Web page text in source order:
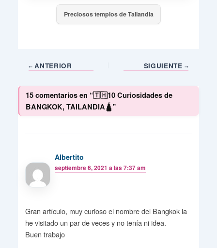
Preciosos templos de Tailandia
ANTERIOR SIGUIENTE
15 comentarios en “🇹🇭10 Curiosidades de
BANGKOK, TAILANDIA🛕”
Albertito
septiembre 6, 2021 a las 7:37 am
Gran artículo, muy curioso el nombre del Bangkok la
he visitado un par de veces y no tenía ni idea.
Buen trabajo